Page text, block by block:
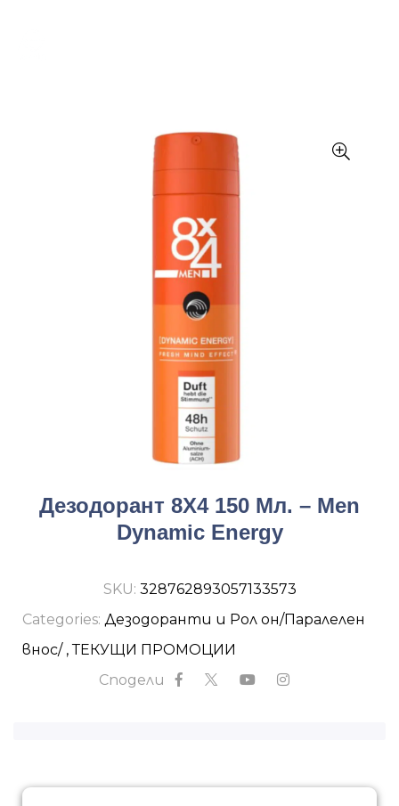
Дезодорант 8Х4 150 Мл. – Men
Dynamic Energy
SKU: 328762893057133573
Categories: Дезодоранти и Рол он/Паралелен
внос/,ТЕКУЩИ ПРОМОЦИИ
Сподели